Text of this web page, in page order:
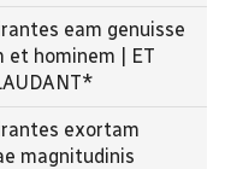
eam genuisse
et hominem | ET
exortam
magnitudinis